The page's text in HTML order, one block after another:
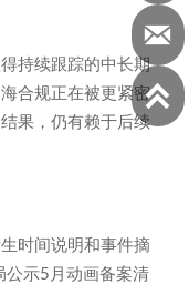
持续跟踪的中长期
合规正在被更紧密
果，仍有赖于后续
时间说明和事件摘
公示5月动画备案清

